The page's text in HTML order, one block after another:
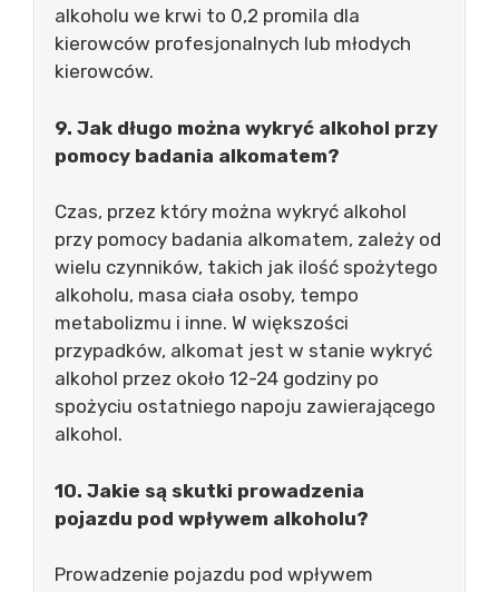
alkoholu we krwi to 0,2 promila dla
kierowców profesjonalnych lub młodych
kierowców.
9. Jak długo można wykryć alkohol przy
pomocy badania alkomatem?
Czas, przez który można wykryć alkohol
przy pomocy badania alkomatem, zależy od
wielu czynników, takich jak ilość spożytego
alkoholu, masa ciała osoby, tempo
metabolizmu i inne. W większości
przypadków, alkomat jest w stanie wykryć
alkohol przez około 12-24 godziny po
spożyciu ostatniego napoju zawierającego
alkohol.
10. Jakie są skutki prowadzenia
pojazdu pod wpływem alkoholu?
Prowadzenie pojazdu pod wpływem